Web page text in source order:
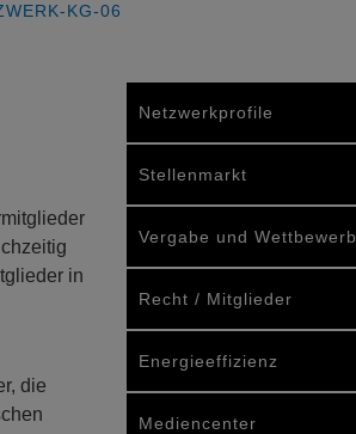
KG-06
in
die
Netzwerkprofile
Stellenmarkt
Vergabe und Wettbewerb
Recht / Mitglieder
Energieeffizienz
Mediencenter